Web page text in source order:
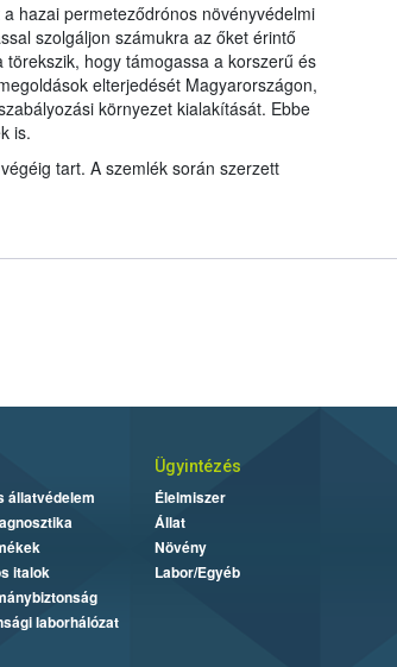
hazai permeteződrónos növényvédelmi
szolgáljon számukra az őket érintő
hogy támogassa a korszerű és
elterjedését Magyarországon,
környezet kialakítását. Ebbe
is.
tart. A szemlék során szerzett
állatvédelem
italok
laborhálózat
Ügyintézés
Élelmiszer
Állat
Növény
Labor/Egyéb